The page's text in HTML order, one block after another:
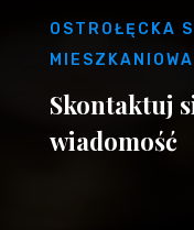
OSTROŁĘCKA
MIESZKANIOWA
Skontaktuj
wiadomość